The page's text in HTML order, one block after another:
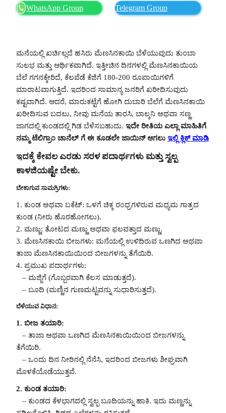
WhatsApp Group Telegram Group
ಮನೆಯಲ್ಲಿ ಖರ್ಚಿಲ್ಲದೆ ಹಸಿರು ಮೆಣಸಿನಕಾಯಿ ಬೆಳೆಯುವುದು ತುಂಬಾ
ಸುಲಭ ಮತ್ತು ಆರ್ಥಿಕವಾಗಿದೆ. ಇತ್ತೀಚಿನ ದಿನಗಳಲ್ಲಿ ಮೆಣಸಿನಕಾಯಿಯ
ಬೆಲೆ ಗಗನಕ್ಕೇರಿದೆ, ಕೆಲವೆಡೆ ಕೆಜಿಗೆ 180-200 ರೂಪಾಯಿಗಳಿಗೆ
ಮಾರಾಟವಾಗುತ್ತಿದೆ. ಇದರಿಂದ ಸಾಮಾನ್ಯ ಜನರಿಗೆ ಖರೀದಿಸುವುದು
ಕಷ್ಟವಾಗಿದೆ. ಆದರೆ, ಮಾರುಕಟ್ಟೆಗೆ ಹೋಗಿ ದುಬಾರಿ ಬೆಲೆಗೆ ಮೆಣಸಿನಕಾಯಿ
ಖರೀದಿಸುವ ಬದಲು, ನೀವು ಮನೆಯ ತಾರಸಿ, ಬಾಲ್ಕನಿ ಅಥವಾ ಸಣ್ಣ
ಜಾಗದಲ್ಲಿ ಕುಂಡದಲ್ಲಿ ಗಿಡ ಬೆಳೆಸಬಹುದು. ಇದೇ ರೀತಿಯ ಎಲ್ಲಾ ಮಾಹಿತಿಗೆ
ನಮ್ಮ ಟೆಲಿಗ್ರಾಂ ಚಾನೆಲ್ ಗೆ ಈ ಕೂಡಲೇ ಜಾಯಿನ್ ಆಗಲು ಇಲ್ಲಿ ಕ್ಲಿಕ್ ಮಾಡಿ
ಇದಕ್ಕೆ ಕೇವಲ ಎರಡು ಸರಳ ಪದಾರ್ಥಗಳು ಮತ್ತು ಸ್ವಲ್ಪ
ಕಾಳಜಿಯಷ್ಟೇ ಬೇಕು.
ಬೇಕಾಗುವ ಸಾಮಗ್ರಿಗಳು:
1. ಕುಂಡ ಅಥವಾ ಬಕೆಟ್: ಒಳಗೆ ಚಿಕ್ಕ ರಂಧ್ರಗಳಿರುವ ಮಧ್ಯಮ ಗಾತ್ರದ
ಕುಂಡ (ನೀರು ಹೊರಹೋಗಲು).
2. ಮಣ್ಣು: ತೋಟದ ಮಣ್ಣು ಅಥವಾ ಫಲವತ್ತಾದ ಮಣ್ಣು.
3. ಮೆಣಸಿನಕಾಯಿ ಬೀಜಗಳು: ಮನೆಯಲ್ಲಿ ಉಳಿದಿರುವ ಒಣಗಿದ ಅಥವಾ
ತಾಜಾ ಮೆಣಸಿನಕಾಯಿಯಿಂದ ಬೀಜಗಳನ್ನು ತೆಗೆಯಿರಿ.
4. ಪ್ರಮುಖ ಪದಾರ್ಥಗಳು:
– ಮಜ್ಜಿಗೆ (ಗೊಬ್ಬರವಾಗಿ ಕೆಲಸ ಮಾಡುತ್ತದೆ).
– ಬೂದಿ (ಮಣ್ಣಿನ ಗುಣಮಟ್ಟವನ್ನು ಸುಧಾರಿಸುತ್ತದೆ).
ಬೆಳೆಯುವ ವಿಧಾನ:
1. ಬೀಜ ತಯಾರಿ:
– ತಾಜಾ ಅಥವಾ ಒಣಗಿದ ಮೆಣಸಿನಕಾಯಿಯಿಂದ ಬೀಜಗಳನ್ನು
ತೆಗೆಯಿರಿ.
– ಒಂದು ದಿನ ನೀರಿನಲ್ಲಿ ನೆನೆಸಿ, ಇದರಿಂದ ಬೀಜಗಳು ಶೀಘ್ರವಾಗಿ
ಮೊಳಕೆಯೊಡೆಯುತ್ತವೆ.
2. ಕುಂಡ ತಯಾರಿ:
– ಕುಂಡದ ಕೆಳಭಾಗದಲ್ಲಿ ಸ್ವಲ್ಪ ಬೂದಿಯನ್ನು ಹಾಕಿ. ಇದು ಮಣ್ಣನ್ನು